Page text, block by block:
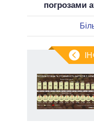
погрозами